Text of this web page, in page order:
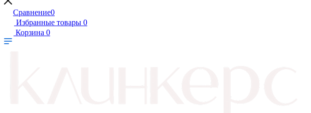
Сравнение0
Избранные товары 0
Корзина 0